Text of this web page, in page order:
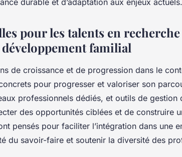
durable et d’adaptation aux enjeux actuels.
pour les talents en recherche
familial
de croissance et de progression dans le
pour progresser et valoriser son
professionnels dédiés, et outils de gestion
des opportunités ciblées et de construire
pensés pour faciliter l’intégration dans une
du savoir-faire et soutenir la diversité des